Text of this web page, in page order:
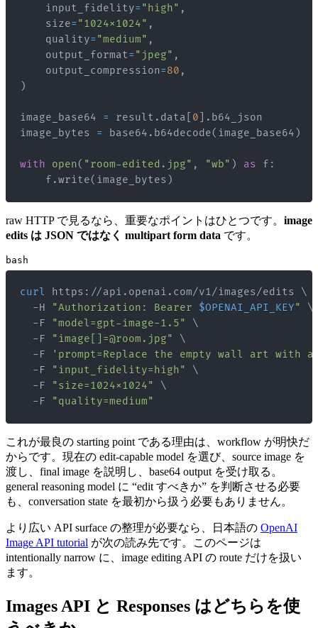
    input_fidelity
= "high" ,
    size
= "1024x1024" ,
    quality
= "medium" ,
    output_format
= "jpeg" ,
    output_compression
=80 ,
)
image_base64 = result . data 0 .
image_bytes = base64 . b64decode( image_base64 )
with open( "room-edited.jpg" , "wb" ) as f :
    f
.write( image_bytes )
raw HTTP で見るなら、重要なポイントはひとつです。 image
edits は JSON ではなく multipart form data です。
bash
curl https://api.openai.com/v1/images/edits \
  -H
"Authorization: Bearer $OPENAI_API_KEY"
\
  -F
"model=gpt-image-1.5"
\
  -F
"image[]=@room.jpg"
\
  -F
'prompt=Replace the empty wall art with
  -F
"input_fidelity=high"
\
  -F
"size=1024x1024"
\
  -F
"quality=medium"
これが最良の starting point である理由は、workflow が明快だ
からです。現在の edit-capable model を選び、source image を
渡し、final image を説明し、base64 output を受け取る。
general reasoning model に “edit すべきか” を判断させる必要
も、conversation state を最初から扱う必要もありません。
より広い API surface の整理が必要なら、日本語の OpenAI
Image API tutorial が次の読み先です。このページは
intentionally narrow に、image editing API の route だけを扱い
ます。
Images API と Responses はどちらを使